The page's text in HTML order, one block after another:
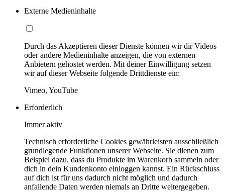
Externe Medieninhalte
Durch das Akzeptieren dieser Dienste können wir dir Videos
oder andere Medieninhalte anzeigen, die von externen
Anbietern gehostet werden. Mit deiner Einwilligung setzen
wir auf dieser Webseite folgende Drittdienste ein:
Vimeo, YouTube
Erforderlich
Immer aktiv
Technisch erforderliche Cookies gewährleisten ausschließlich
grundlegende Funktionen unserer Webseite. Sie dienen zum
Beispiel dazu, dass du Produkte im Warenkorb sammeln oder
dich in dein Kundenkonto einloggen kannst. Ein Rückschluss
auf dich ist für uns dadurch nicht möglich und dadurch
anfallende Daten werden niemals an Dritte weitergegeben.